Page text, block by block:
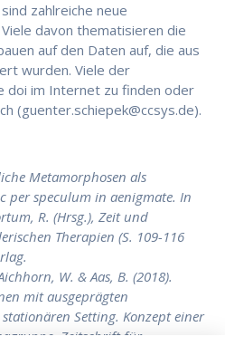
zahlreiche neue
davon thematisieren die
auf den Daten auf, die aus
wurden. Viele der
doi im Internet zu finden oder
(guenter.schiepek@ccsys.de).
Metamorphosen als
per speculum in aenigmate. In
R. (Hrsg.), Zeit und
Therapien (S. 109-116
W. & Aas, B. (2018).
mit ausgeprägten
Setting. Konzept einer
Zeitschrift für